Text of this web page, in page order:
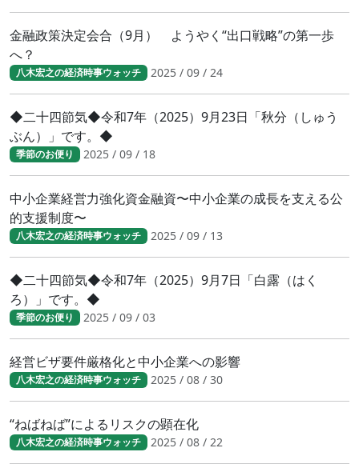
金融政策決定会合（9月） ようやく“出口戦略”の第一歩
へ？
八木宏之の経済時事ウォッチ 2025 / 09 / 24
◆二十四節気◆令和7年（2025）9月23日「秋分（しゅう
ぶん）」です。◆
季節のお便り 2025 / 09 / 18
中小企業経営力強化資金融資〜中小企業の成長を支える公
的支援制度〜
八木宏之の経済時事ウォッチ 2025 / 09 / 13
◆二十四節気◆令和7年（2025）9月7日「白露（はく
ろ）」です。◆
季節のお便り 2025 / 09 / 03
経営ビザ要件厳格化と中小企業への影響
八木宏之の経済時事ウォッチ 2025 / 08 / 30
“ねばねば”によるリスクの顕在化
八木宏之の経済時事ウォッチ 2025 / 08 / 22